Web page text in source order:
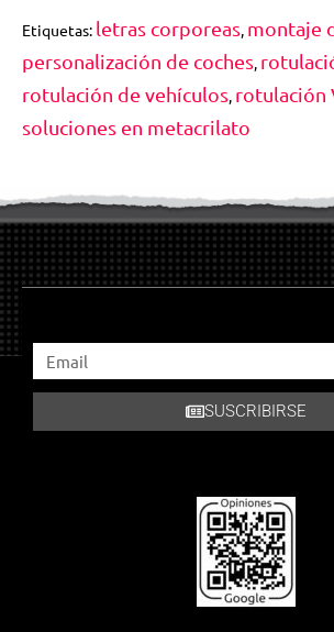
Etiquetas: letras corporeas, montaje
personalización de coches,
rotulación de vehículos, rotulación
soluciones en metacrilato
SUSCRIBIRSE